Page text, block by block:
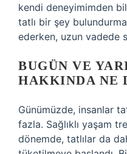
kendi deneyimimden
tatlı bir şey
ederken, uzun vadede
BUGÜN VE
HAKKINDA NE
Günümüzde, insanlar
fazla. Sağlıklı yaşam
dönemde, tatlılar da